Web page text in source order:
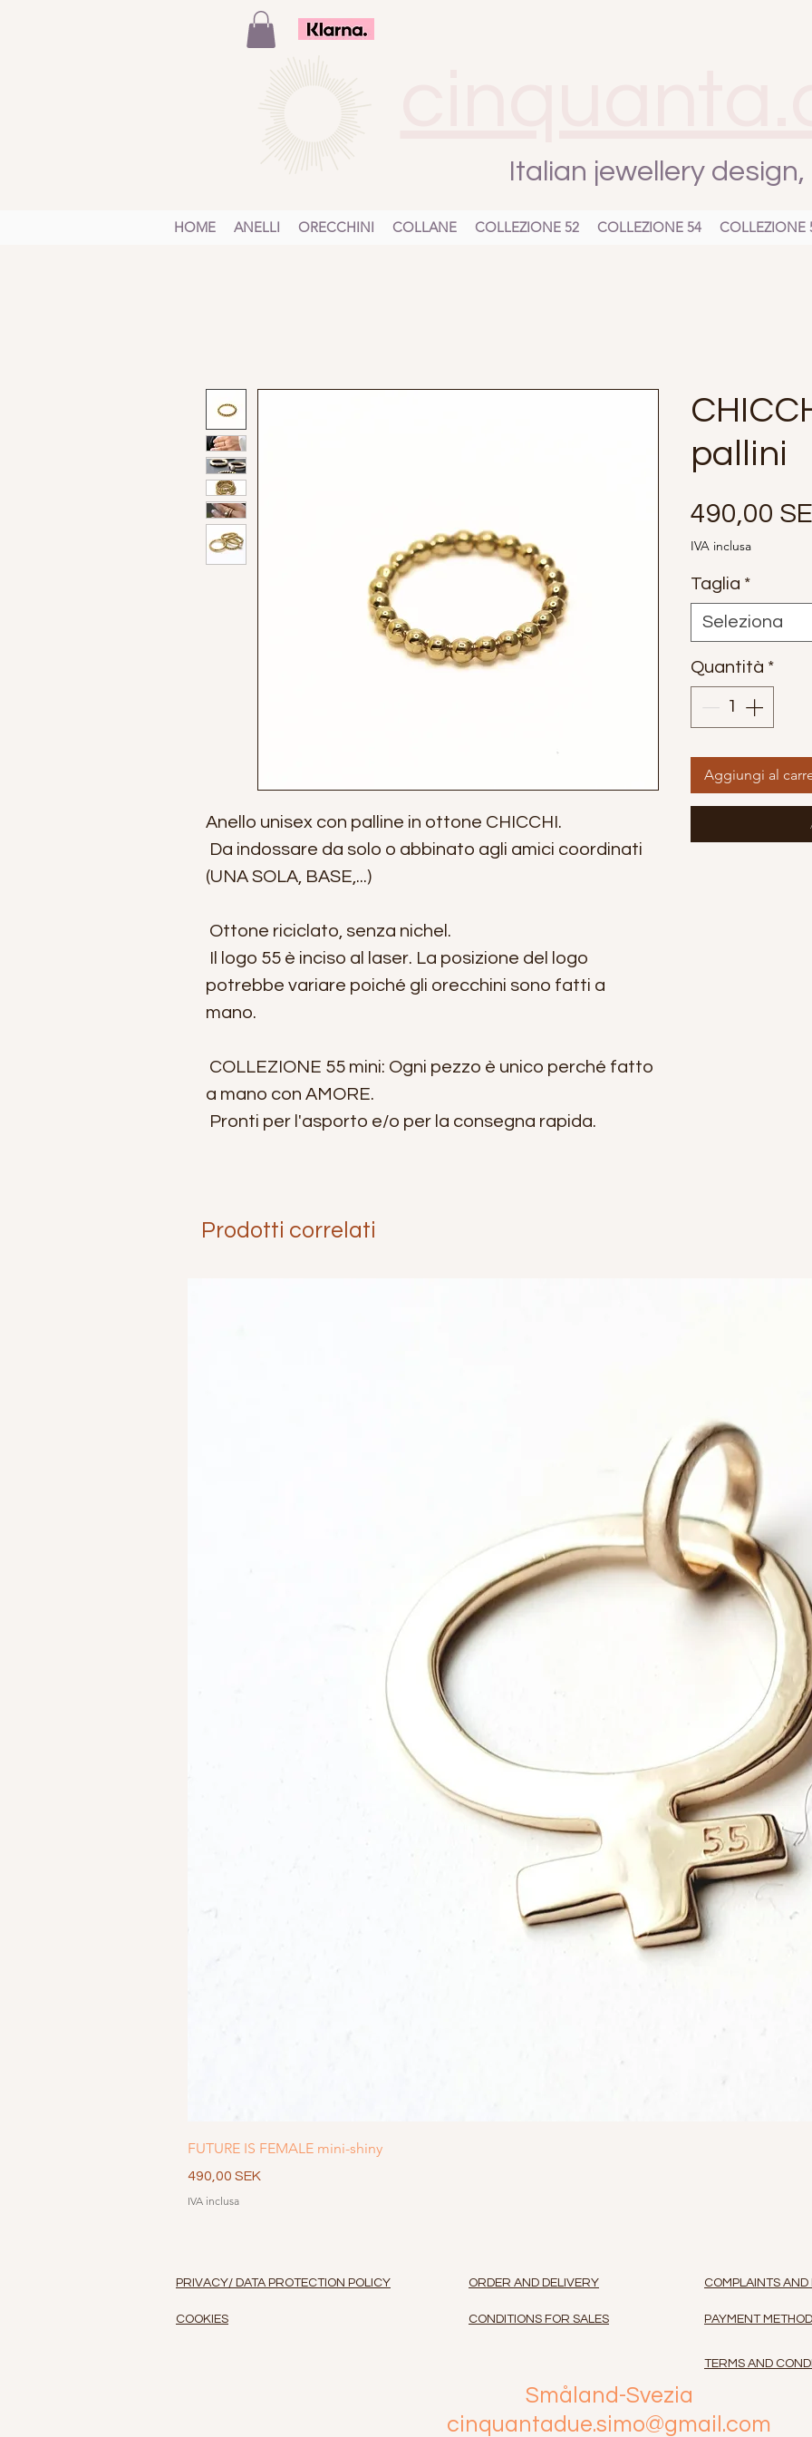
Italian jewellery design,
HOME ANELLI ORECCHINI COLLANE COLLEZIONE 52 COLLEZIONE 54 COLLEZIONE
Anello unisex con palline in ottone CHICCHI.
Da indossare da solo o abbinato agli amici coordinati
(UNA SOLA, BASE,...)
Ottone riciclato, senza nichel.
Il logo 55 è inciso al laser. La posizione del logo
potrebbe variare poiché gli orecchini sono fatti a
mano.
COLLEZIONE 55 mini: Ogni pezzo è unico perché fatto
a mano con AMORE.
Pronti per l'asporto e/o per la consegna rapida.
pallini
490,00
IVA inclusa
Taglia *
Seleziona
Quantità *
Aggiungi al
Prodotti correlati
FUTURE IS FEMALE mini-shiny
Prezzo
490,00 SEK
IVA inclusa
COMPLAINTS
ORDER AND DELIVERY
PRIVACY/ DATA PROTECTION POLICY
CONDITIONS FOR SALES PAYMENT
COOKIES
TERMS AND
Småland-Svezia
cinquantadue.simo@gmail.com